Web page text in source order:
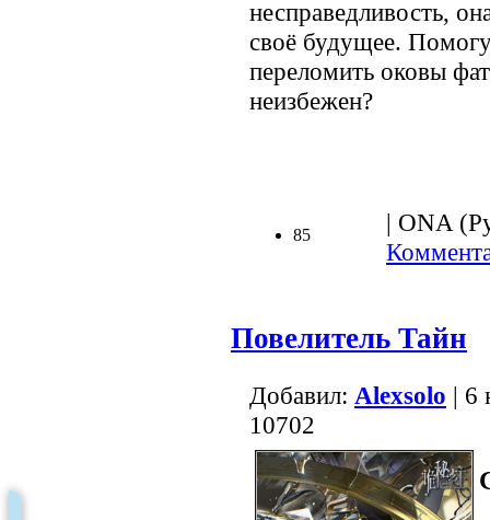
несправедливость,
своё будущее.
переломить оковы
неизбежен?
85
| ONA
Повелитель Тайн
Добавил: Alexsolo | 6
10702